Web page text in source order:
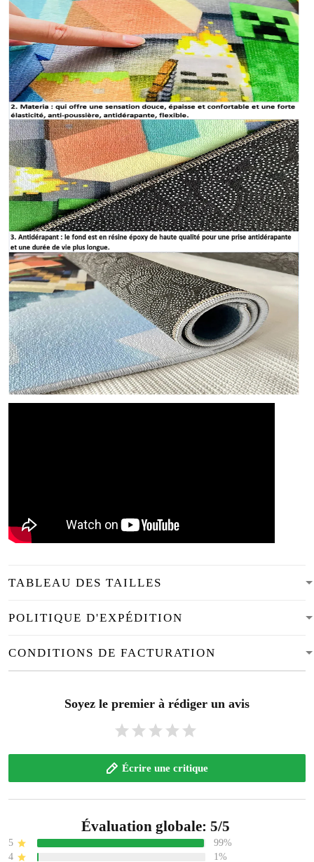
TABLEAU DES TAILLES
POLITIQUE D'EXPÉDITION
CONDITIONS DE FACTURATION
Soyez le premier à rédiger un avis
Écrire une critique
Évaluation globale: 5/5
5
99%
4
1%